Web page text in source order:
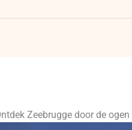
Zeebrugge door de